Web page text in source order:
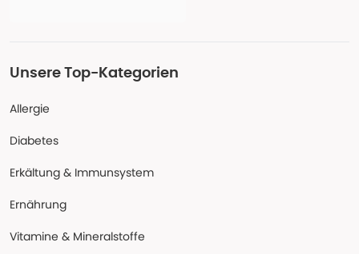
Unsere Top-Kategorien
Allergie
Diabetes
Erkältung & Immunsystem
Ernährung
Vitamine & Mineralstoffe